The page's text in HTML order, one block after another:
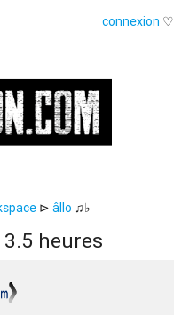
connexion ♡
⊳ âllo ♫♭
3.5 heures